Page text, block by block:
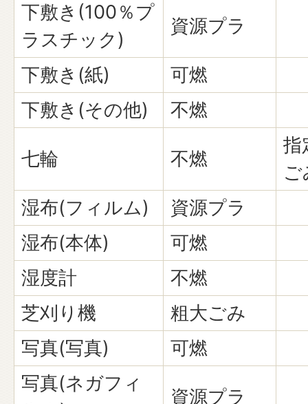
下敷き(100％プ
ラスチック)
資源プラ
下敷き(紙)
可燃
下敷き(その他)
不燃
七輪 不燃
指
ご
湿布(フィルム)
資源プラ
湿布(本体)
可燃
湿度計
不燃
芝刈り機
粗大ごみ
写真(写真)
可燃
写真(ネガフィ
資源プラ